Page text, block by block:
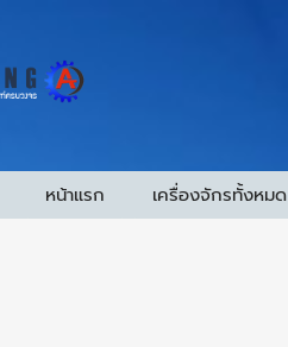
หน้าแรก เครื่องจักรทั้งหมด